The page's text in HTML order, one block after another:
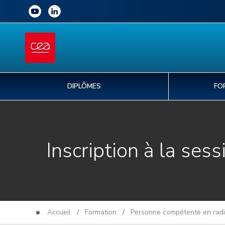
DIPLÔMES
Inscription à la
Accueil / Formation / Personne compétente en